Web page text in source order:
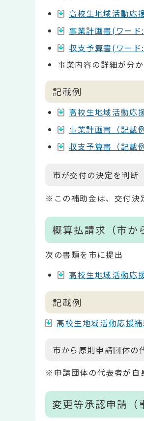
高校生地域活動応
事業計画書(ワー
収支予算書(ワー
事業内容の詳細が分
記載例
高校生地域活動応
事業計画書（記載
収支予算書（記載
市が交付の決定を判断
※この補助金は、交付決
概算払請求（市か
次の書類を市に提出
高校生地域活動応
記載例
高校生地域活動応援
市から原則申請団体の
※申請団体の代表者が自
変更等承認申請（